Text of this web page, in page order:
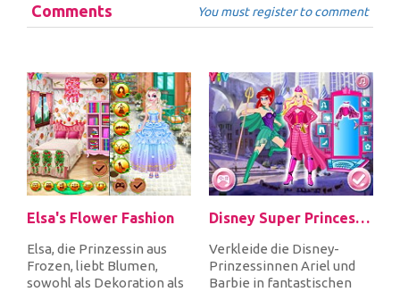
Comments You must register to comment
Elsa's Flower Fashion
Elsa, die Prinzessin aus
Frozen, liebt Blumen,
sowohl als Dekoration als
Disney Super Princess 1
Verkleide die Disney-
Prinzessinnen Ariel und
Barbie in fantastischen